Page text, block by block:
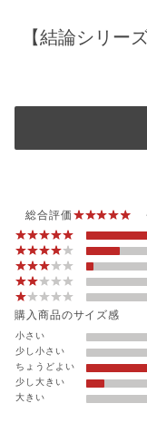
【結論シリー
総合評価
購入商品のサイズ感
小さい
少し小さい
ちょうどよい
少し大きい
大きい